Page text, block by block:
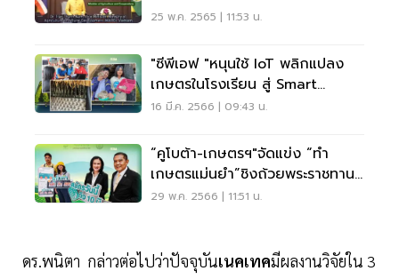
Farming Pavilion
25 พ.ค. 2565 | 11:53 น.
"ซีพีเอฟ "หนุนใช้ IoT พลิกแปลง
เกษตรในโรงเรียน สู่ Smart
Farming
16 มี.ค. 2566 | 09:43 น.
“คูโบต้า-เกษตรฯ"จัดแข่ง “ทำ
เกษตรแม่นยำ”ชิงถ้วยพระราชทาน-
ดูงานญี่ปุ่น
29 พ.ค. 2566 | 11:51 น.
ดร.พนิตา กล่าวต่อไปว่าปัจจุบันเนคเทคมีผลงานวิจัยใน 3